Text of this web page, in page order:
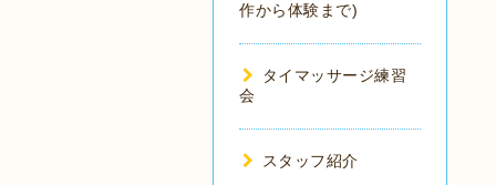
作から体験まで)
タイマッサージ練習
会
スタッフ紹介